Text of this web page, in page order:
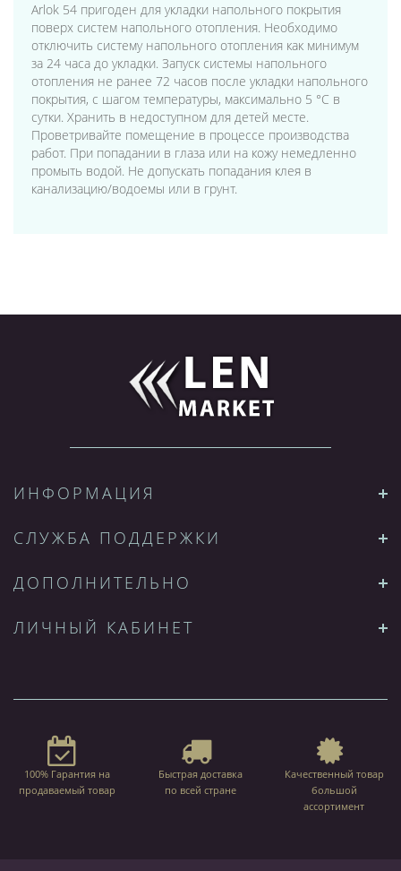
Arlok 54 пригоден для укладки напольного покрытия
поверх систем напольного отопления. Необходимо
отключить систему напольного отопления как минимум
за 24 часа до укладки. Запуск системы напольного
отопления не ранее 72 часов после укладки напольного
покрытия, с шагом температуры, максимально 5 °C в
сутки. Хранить в недоступном для детей месте.
Проветривайте помещение в процессе производства
работ. При попадании в глаза или на кожу немедленно
промыть водой. Не допускать попадания клея в
канализацию/водоемы или в грунт.
ИНФОРМАЦИЯ
СЛУЖБА ПОДДЕРЖКИ
ДОПОЛНИТЕЛЬНО
ЛИЧНЫЙ КАБИНЕТ
100% Гарантия на
продаваемый товар
Быстрая доставка
по всей стране
Качественный товар
большой
ассортимент